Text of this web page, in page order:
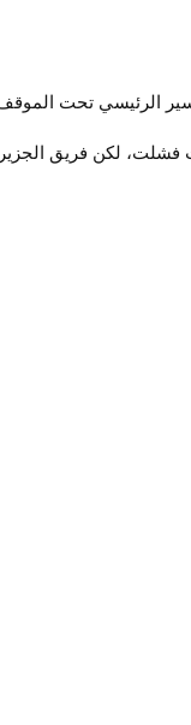
خط المواسير الرئيسي تحت
(حي المصانع): «كان هناك رطوبة في جدار غرفة